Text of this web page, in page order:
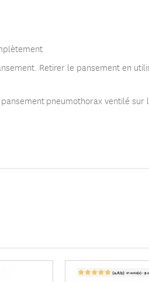
Retirer le pansement en
pneumothorax ventilé